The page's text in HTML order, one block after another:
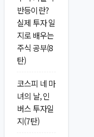
반등이란?
실제 투자 일
지로 배우는
주식 공부(8
탄)
코스피 네 마
녀의 날, 인
버스 투자일
지(7탄)